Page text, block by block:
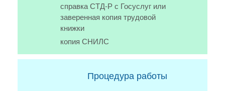
справка СТД-Р с Госуслуг или
заверенная копия трудовой
книжки
копия СНИЛС
Процедура работы